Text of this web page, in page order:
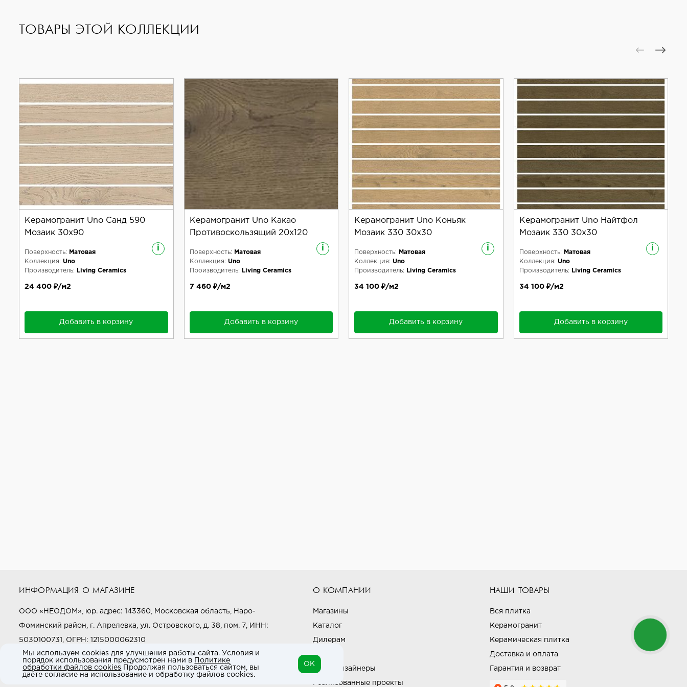
ТОВАРЫ ЭТОЙ КОЛЛЕКЦИИ
Керамогранит Uno Санд 590
Мозаик 30x90
i
Поверхность:
Матовая
Коллекция: Uno
Производитель:
Living Ceramics
24 400 ₽/м2
Добавить в корзину
Керамогранит Uno Какао
Противоскользящий 20x120
i
Поверхность:
Матовая
Коллекция: Uno
Производитель:
Living Ceramics
7 460 ₽/м2
Добавить в корзину
Керамогранит Uno Коньяк
Мозаик 330 30x30
i
Поверхность:
Матовая
Коллекция: Uno
Производитель:
Living Ceramics
34 100 ₽/м2
Добавить в корзину
Керамогранит Uno Найтфол
Мозаик 330 30x30
i
Поверхность:
Матовая
Коллекция: Uno
Производитель:
Living Ceramics
34 100 ₽/м2
Добавить в корзину
ИНФОРМАЦИЯ О МАГАЗИНЕ
ООО «НЕОДОМ», юр. адрес: 143360, Московская область, Наро-
Фоминский район, г. Апрелевка, ул. Островского, д. 38, пом. 7, ИНН:
5030100731, ОГРН: 1215000062310
Звоните нам:+7 (800) 505-97-97
E-mail: market@neodom.ru
О КОМПАНИИ
Магазины
Каталог
Дилерам
Блог
Наши дизайнеры
Реализованные проекты
НАШИ ТОВАРЫ
Вся плитка
Керамогранит
Керамическая плитка
Доставка и оплата
Гарантия и возврат
Мы используем cookies для улучшения работы сайта. Условия и
порядок использования предусмотрен нами в
Политике
обработки файлов cookies Продолжая пользоваться сайтом, вы
даёте согласие на использование и обработку файлов cookies.
OK